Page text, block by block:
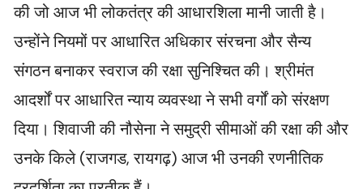
की जो आज भी लोकतंत्र की आधारशिला मानी जाती है।
उन्होंने नियमों पर आधारित अधिकार संरचना और सैन्य
संगठन बनाकर स्वराज की रक्षा सुनिश्चित की। श्रीमंत
आदर्शों पर आधारित न्याय व्यवस्था ने सभी वर्गों को संरक्षण
दिया। शिवाजी की नौसेना ने समुद्री सीमाओं की रक्षा की और
उनके किले (राजगड, रायगढ़) आज भी उनकी रणनीतिक